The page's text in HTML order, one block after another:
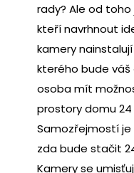
rady? Ale od
kteří navrhnout
kamery
kterého bude
osoba mít
prostory domu 24
Samozřejmostí je
zda bude stačit
Kamery se